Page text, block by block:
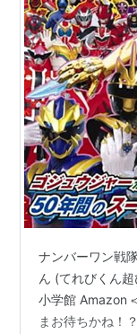
ナンバーワン戦
ん (てれびくん
小学館 Amazon
まお待ちかね！